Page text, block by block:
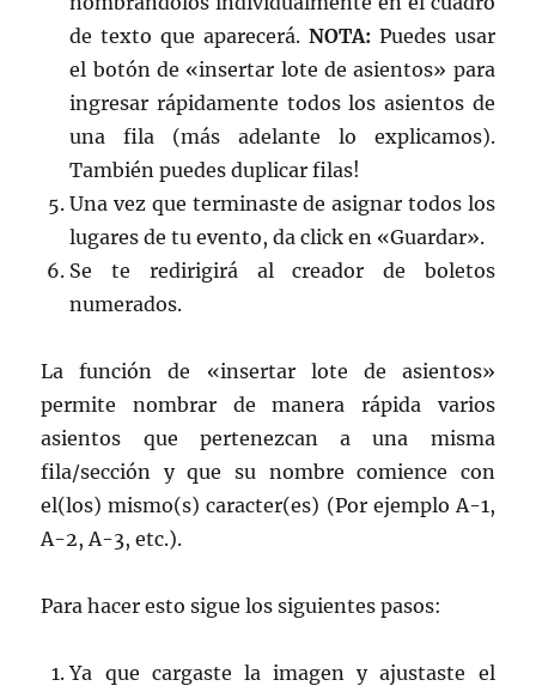
de texto que aparecerá. NOTA: Puedes usar
el botón de «insertar lote de asientos» para
ingresar rápidamente todos los asientos de
una fila (más adelante lo explicamos).
También puedes duplicar filas!
Una vez que terminaste de asignar todos los
lugares de tu evento, da click en «Guardar».
Se te redirigirá al creador de boletos
numerados.
La función de «insertar lote de asientos»
permite nombrar de manera rápida varios
asientos que pertenezcan a una misma
fila/sección y que su nombre comience con
el(los) mismo(s) caracter(es) (Por ejemplo A-1,
A-2, A-3, etc.).
Para hacer esto sigue los siguientes pasos:
Ya que cargaste la imagen y ajustaste el